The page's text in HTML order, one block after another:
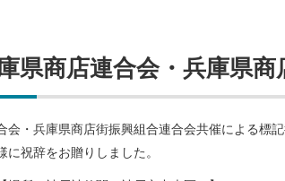
県商店連合会・兵庫県
会・兵庫県商店街振興組合連合会共催による標
に祝辞をお贈りしました。